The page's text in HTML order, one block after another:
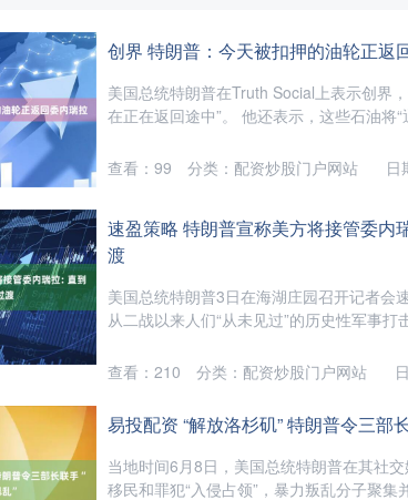
创界 特朗普：今天被扣押的油轮正返
美国总统特朗普在Truth Social上表示创界
在正在返回途中”。 他还表示，这些石油将
日
查看： 99 分类： 配资炒股门户网站
速盈策略 特朗普宣称美方将接管委内
渡
美国总统特朗普3日在海湖庄园召开记者会
从二战以来人们“从未见过”的历史性军事
查看： 210 分类： 配资炒股门户网站
易投配资 “解放洛杉矶” 特朗普令三部
当地时间6月8日，美国总统特朗普在其社
移民和罪犯“入侵占领”，暴力叛乱分子聚